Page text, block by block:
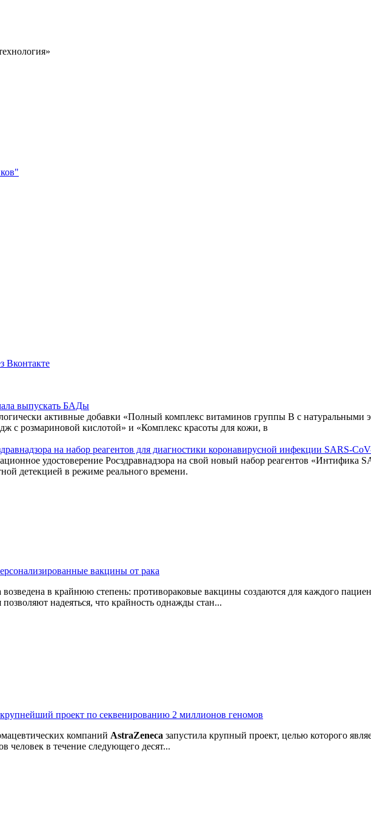
выпускать БАДы
активные добавки «Полный комплекс витаминов группы В с натуральными
с розмариновой кислотой» и «Комплекс красоты для кожи, в
на набор реагентов для диагностики коронавирусной инфекции SARS-
удостоверение Росздравнадзора на свой новый набор реагентов
детекцией в режиме реального времени.
вакцины от рака
в крайнюю степень: противораковые вакцины создаются для каждого
надеяться, что крайность однажды стан...
проект по секвенированию 2 миллионов геномов
компаний AstraZeneca запустила крупный проект, целью которого
человек в течение следующего десят...